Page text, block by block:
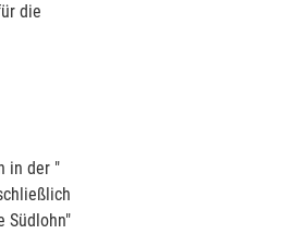
die
in der "
Südlohn"